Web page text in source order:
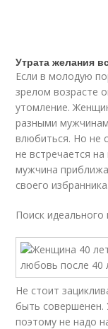
Утрата желания
Если в молодую
зрелом возрасте
утомление.
разными
влюбиться. Но не
не встречается
мужчина
своего избранника.
Поиск
Не стоит
быть совершенен.
поэтому не надо